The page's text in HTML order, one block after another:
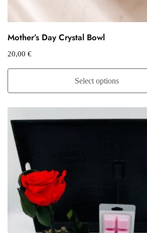
Mother’s Day Crystal Bowl
20,00 €
Select options